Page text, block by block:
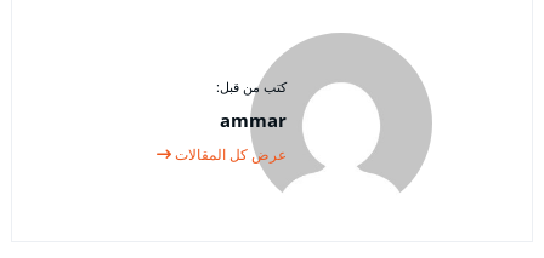
كتب من قبل:
ammar
عرض كل المقالات